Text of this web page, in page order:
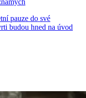
pauze do své
budou hned na úvod